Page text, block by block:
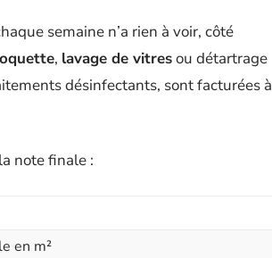
semaine n’a rien à voir, côté
, lavage de vitresou détartrage
désinfectants, sont facturées à
note finale :
en m²